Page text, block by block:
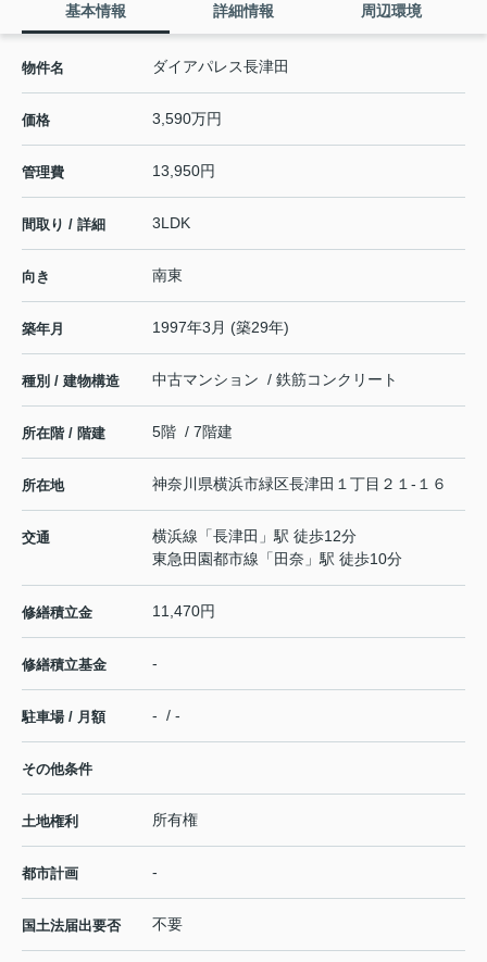
基本情報 詳細情報 周辺環境
物件名 ダイアパレス長津田
価格 3,590万円
管理費 13,950円
間取り / 詳細 3LDK
向き 南東
築年月 1997年3月 (築29年)
種別 / 建物構造 中古マンション / 鉄筋コンクリート
所在階 / 階建 5階 / 7階建
所在地 神奈川県横浜市緑区長津田 １丁目２１-１６
交通 横浜線 「長津田 」駅 徒歩12分
東急田園都市線 「 田奈 」駅 徒歩10分
修繕積立金 11,470円
修繕積立基金 -
駐車場 / 月額 - / -
その他条件
土地権利 所有権
都市計画 -
国土法届出要否 不要